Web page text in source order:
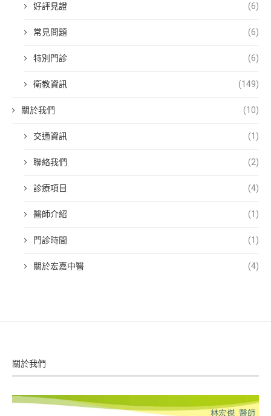
好評見證 (6)
常見問題 (6)
特別門診 (6)
衛教資訊 (149)
關於我們 (10)
交通資訊 (1)
聯絡我們 (2)
診療項目 (4)
醫師介紹 (1)
門診時間 (1)
關於宏嘉中醫 (4)
關於我們